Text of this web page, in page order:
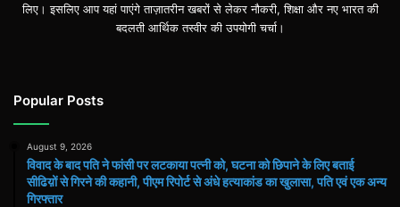
लिए। इसलिए आप यहां पाएंगे ताज़ातरीन खबरों से लेकर नौकरी, शिक्षा और नए भारत की
बदलती आर्थिक तस्वीर की उपयोगी चर्चा।
Popular Posts
August 9, 2026
विवाद के बाद पति ने फांसी पर लटकाया पत्नी को, घटना को छिपाने के लिए बताई
सीढिय़ों से गिरने की कहानी, पीएम रिपोर्ट से अंधे हत्याकांड का खुलासा, पति एवं एक अन्य
गिरफ्तार